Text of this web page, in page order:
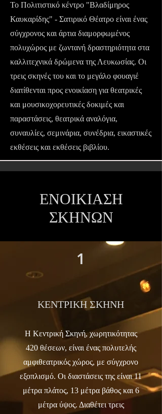
Το Πολιτιστικό κέντρο "Βλαδίμηρος
Καυκαρίδης" - Σατιρικό Θέατρο είναι ένας
σύγχρονος και άρτια διαμορφωμένος
πολυχώρος με ζωντανή δραστηριότητα στα
καλλιτεχνικά δρώμενα της Λευκωσίας. Οι
τρεις σκηνές του και το μεγάλο φουαγιέ
διατίθενται προς ενοικίαση για θεατρικές
και μουσικοχορευτικές δοκιμές και
παραστάσεις, θεατρικά αναλόγια,
συναυλίες, σεμινάρια, συνέδρια, εικαστικές
εκθέσεις και εκθέσεις βιβλίου.
ΕΝΟΙΚΙΑΣΗ
ΣΚΗΝΩΝ
1
ΚΕΝΤΡΙΚΗ ΣΚΗΝΗ
Η Κεντρική Σκηνή, χωρητικότητας
420 θέσεων, είναι ένας πολυτελής
αμφιθεατρικός χώρος, με σύγχρονο
εξοπλισμό. Οι διαστάσεις της είναι 11
μέτρα πλάτος, 13 μέτρα βάθος και 6
μέτρα ύψος. Διαθέτει τρεις